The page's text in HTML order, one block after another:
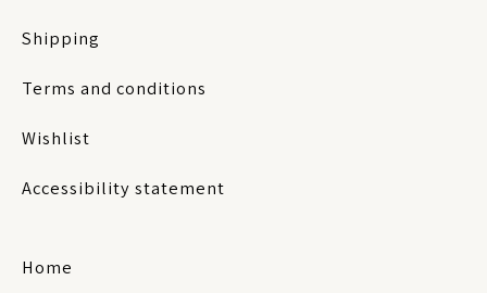
Shipping
Terms and conditions
Wishlist
Accessibility statement
Home